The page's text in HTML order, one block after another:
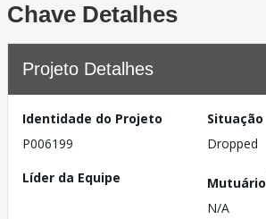
Chave Detalhes
Projeto Detalhes
Identidade do Projeto
P006199
Situação
Dropped
Líder da Equipe
Mutuário
N/A